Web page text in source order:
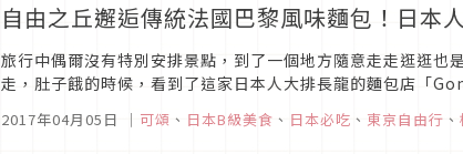
自由之丘邂逅傳統法國巴黎風味麵包！日本
旅行中偶爾沒有特別安排景點，到了一個地方隨意走走逛逛也
走，肚子餓的時候，看到了這家日本人大排長龍的麵包店「
2017年04月05日 ｜ 可頌 、 日本B級美食 、 日本必吃 、 東京自由行 、